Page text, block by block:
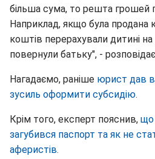
більша сума, то решта грошей
Наприклад, якщо була продана
коштів перерахували дитині
повернули батьку", -
Нагадаємо, раніше юрист дав
зусиль оформити субсидію.
Крім того, експерт пояснив, що
загубився паспорт та як не
аферистів.